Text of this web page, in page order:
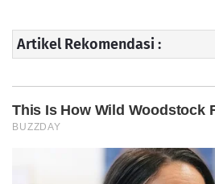
Artikel Rekomendasi :